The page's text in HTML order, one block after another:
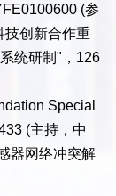
(参
技创新合作重
统研制"，126
Special
(主持，中
器网络冲突解